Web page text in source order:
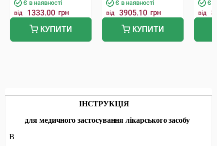
Є в наявності
від 1333.00 грн
КУПИТИ
Є в наявності
від 3905.10 грн
КУПИТИ
Є в
від